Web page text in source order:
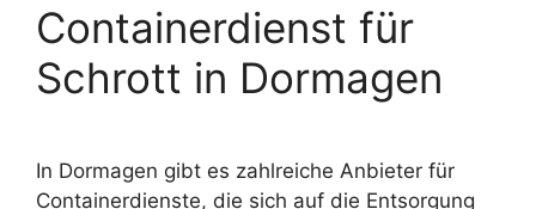
Containerdienst für
Schrott in Dormagen
In Dormagen gibt es zahlreiche Anbieter für
Containerdienste, die sich auf die Entsorgung